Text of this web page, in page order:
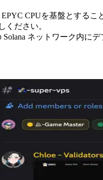
CPUを基盤とする
ください。
ネットワーク内